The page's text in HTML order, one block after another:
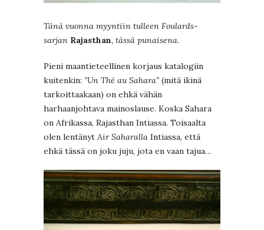
Tänä vuonna myyntiin tulleen Foulards-
sarjan Rajasthan, tässä punaisena.
Pieni maantieteellinen korjaus katalogiin
kuitenkin: ”Un Thé au Sahara” (mitä ikinä
tarkoittaakaan) on ehkä vähän
harhaanjohtava mainoslause. Koska Sahara
on Afrikassa, Rajasthan Intiassa. Toisaalta
olen lentänyt Air Saharalla Intiassa, että
ehkä tässä on joku juju, jota en vaan tajua…